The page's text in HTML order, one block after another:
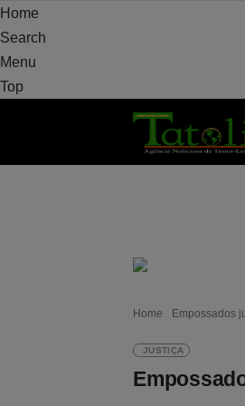
Home
Search
Menu
Top
Home Empossados
JUSTIÇA